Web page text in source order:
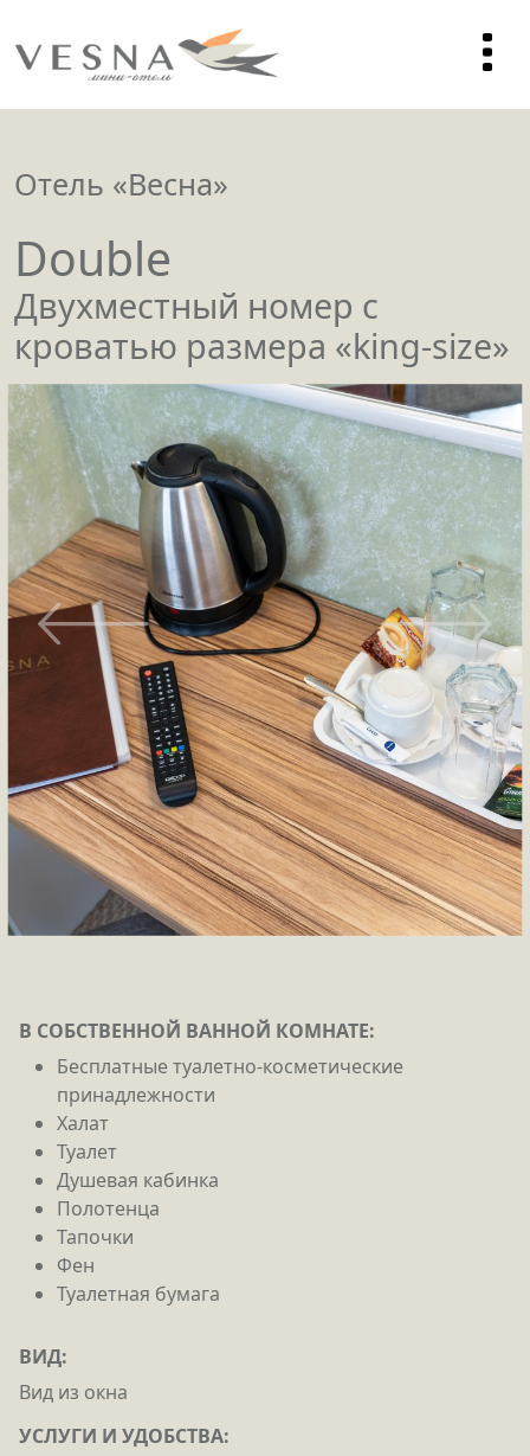
Отель «Весна»
Double
Двухместный номер с
кроватью размера «king-size»
В СОБСТВЕННОЙ ВАННОЙ КОМНАТЕ:
Бесплатные туалетно-косметические
принадлежности
Халат
Туалет
Душевая кабинка
Полотенца
Тапочки
Фен
Туалетная бумага
ВИД:
Вид из окна
УСЛУГИ И УДОБСТВА: ​